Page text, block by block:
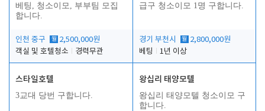
베팅, 청소이모, 부부팀 모집
합니다.
인천 중구 월 2,500,000원
객실 및 호텔청소
경력무관
급구 청소이모 1명 구합니다.
경기 부천시 월 2,800,000원
베팅
1년 이상
스타일호텔
3교대 당번 구합니다.
왕십리 태양모텔
왕십리 태양모텔 청소이모 구
합니다.